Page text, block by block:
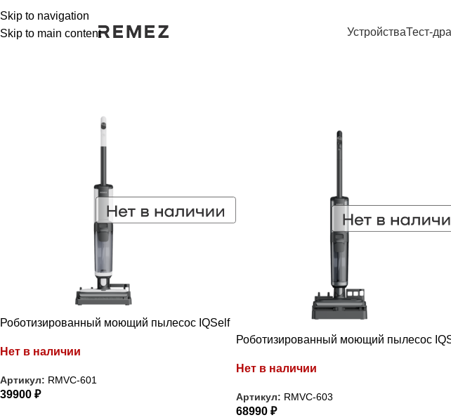
Skip to navigation
Skip to main content
УстройстваТест-
Роботизированный моющий пылесос IQSelf
Нет в наличии
Артикул: RMVC-601
39900 ₽
Роботизированный моющий пылесос
Нет в наличии
Артикул: RMVC-603
68990 ₽